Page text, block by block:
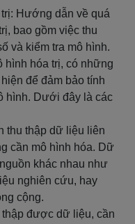
Hướng dẫn về quá
bao gồm việc thu
và kiểm tra mô hình.
hình hóa trị, có những
để đảm bảo tính
hình. Dưới đây là các
thu thập dữ liệu liên
cần mô hình hóa. Dữ
khác nhau như
nghiên cứu, hay
cộng.
được dữ liệu, cần